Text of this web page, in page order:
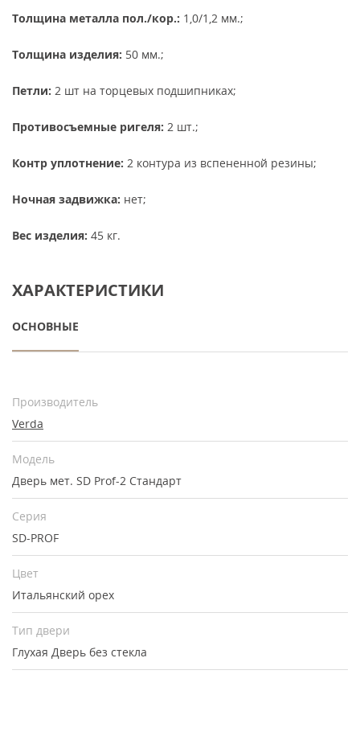
Толщина металла пол./кор.: 1,0/1,2 мм.;
Толщина изделия: 50 мм.;
Петли: 2 шт на торцевых подшипниках;
Противосъемные ригеля: 2 шт.;
Контр уплотнение: 2 контура из вспененной резины;
Ночная задвижка: нет;
Вес изделия: 45 кг.
ХАРАКТЕРИСТИКИ
ОСНОВНЫЕ
Производитель
Verda
Модель
Дверь мет. SD Prof-2 Стандарт
Серия
SD-PROF
Цвет
Итальянский орех
Тип двери
Глухая Дверь без стекла